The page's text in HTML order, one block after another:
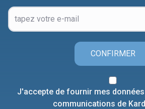
CONFIRMER
J'accepte de fournir mes
communications de